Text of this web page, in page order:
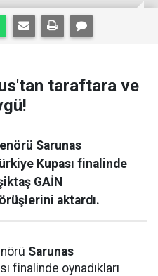
taraftara ve
Sarunas
Kupası finalinde
GAİN
aktardı.
Sarunas
finalinde oynadıkları